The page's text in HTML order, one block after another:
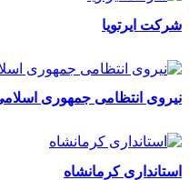
شرکت ایرتویا
نیروی انتظامی جمهوری
استانداری کرمانشاه